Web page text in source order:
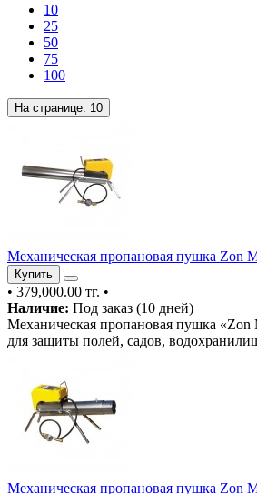
10
25
50
75
100
На странице: 10
Механическая пропановая пушка Zon
Купить
• 379,000.00 тг. •
Наличие: Под заказ (10 дней)
Механическая пропановая пушка «Zon
для защиты полей, садов,
Механическая пропановая пушка Zon